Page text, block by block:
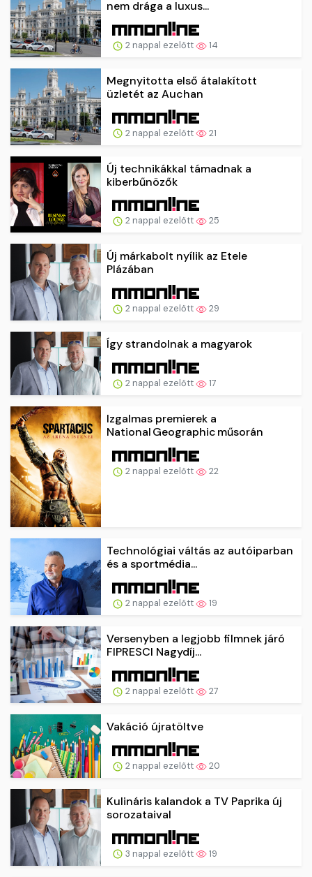
nem drága a luxus...
2 nappal ezelőtt 14
Megnyitotta első átalakított
üzletét az Auchan
2 nappal ezelőtt 21
Új technikákkal támadnak a
kiberbűnözők
2 nappal ezelőtt 25
Új márkabolt nyílik az Etele
Plázában
2 nappal ezelőtt 29
Így strandolnak a magyarok
2 nappal ezelőtt 17
Izgalmas premierek a
National Geographic műsorán
2 nappal ezelőtt 22
Technológiai váltás az autóiparban
és a sportmédia...
2 nappal ezelőtt 19
Versenyben a legjobb filmnek járó
FIPRESCI Nagydíj...
2 nappal ezelőtt 27
Vakáció újratöltve
2 nappal ezelőtt 20
Kulináris kalandok a TV Paprika új
sorozataival
3 nappal ezelőtt 19